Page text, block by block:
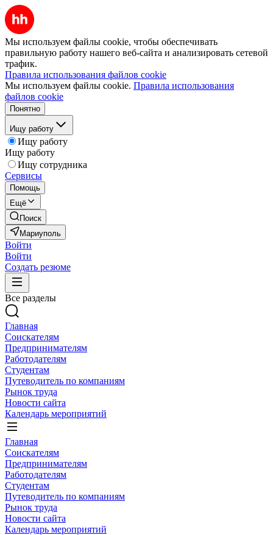
Мы используем файлы cookie, чтобы обеспечивать
правильную работу нашего веб-сайта и анализировать сетевой
трафик.
Правила использования файлов cookie
Мы используем файлы cookie. Правила использования
файлов cookie
Понятно
Ищу работу
Ищу работу
Ищу работу
Ищу сотрудника
Сервисы
Помощь
Ещё
Поиск
Мариуполь
Войти
Войти
Создать резюме
Все разделы
Главная
Соискателям
Предпринимателям
Работодателям
Студентам
Путеводитель по компаниям
Рынок труда
Новости сайта
Календарь мероприятий
Главная
Соискателям
Предпринимателям
Работодателям
Студентам
Путеводитель по компаниям
Рынок труда
Новости сайта
Календарь мероприятий